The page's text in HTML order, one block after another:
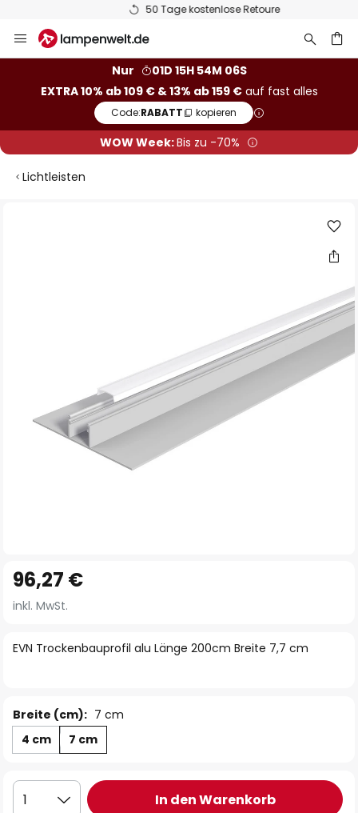
50 Tage kostenlose Retoure
Inhalt
Nur
01D 15H 54M 06S
EXTRA 10% ab 109 € & 13% ab 159 €auf fast alles
Code:RABATT kopieren
WOW Week:Bis zu -70%
Lichtleisten
Anfang
der
springen
EVN Trockenbauprofil alu Länge 200cm Breite 7,7 cm
96,27 €
inkl. MwSt.
Breite (cm): 7 cm
4 cm
7 cm
1 In den Warenkorb